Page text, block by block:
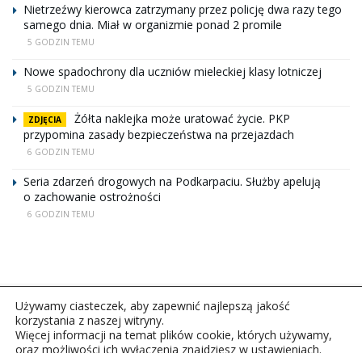
Nietrzeźwy kierowca zatrzymany przez policję dwa razy tego
samego dnia. Miał w organizmie ponad 2 promile
5 GODZIN TEMU
Nowe spadochrony dla uczniów mieleckiej klasy lotniczej
5 GODZIN TEMU
ZDJĘCIA
Żółta naklejka może uratować życie. PKP
przypomina zasady bezpieczeństwa na przejazdach
6 GODZIN TEMU
Seria zdarzeń drogowych na Podkarpaciu. Służby apelują
o zachowanie ostrożności
6 GODZIN TEMU
Używamy ciasteczek, aby zapewnić najlepszą jakość
korzystania z naszej witryny.
Więcej informacji na temat plików cookie, których używamy,
oraz możliwości ich wyłączenia znajdziesz w ustawieniach.